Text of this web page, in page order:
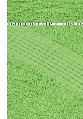
Когато плащате с
поръчката Ви
разполагате с три
Отложено до 30
поръчката без
400 лв. / €204,52
Плащане на 4
поръчката си на
разделя на 3 равни
покупки на
Плащане на 6
разпределя в 6
покупки на